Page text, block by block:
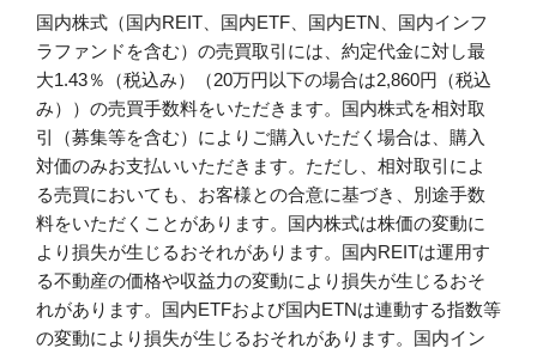
国内株式（国内REIT、国内ETF、国内ETN、国内インフ
ラファンドを含む）の売買取引には、約定代金に対し最
大1.43％（税込み）（20万円以下の場合は2,860円（税込
み））の売買手数料をいただきます。国内株式を相対取
引（募集等を含む）によりご購入いただく場合は、購入
対価のみお支払いいただきます。ただし、相対取引によ
る売買においても、お客様との合意に基づき、別途手数
料をいただくことがあります。国内株式は株価の変動に
より損失が生じるおそれがあります。国内REITは運用す
る不動産の価格や収益力の変動により損失が生じるおそ
れがあります。国内ETFおよび国内ETNは連動する指数等
の変動により損失が生じるおそれがあります。国内イン